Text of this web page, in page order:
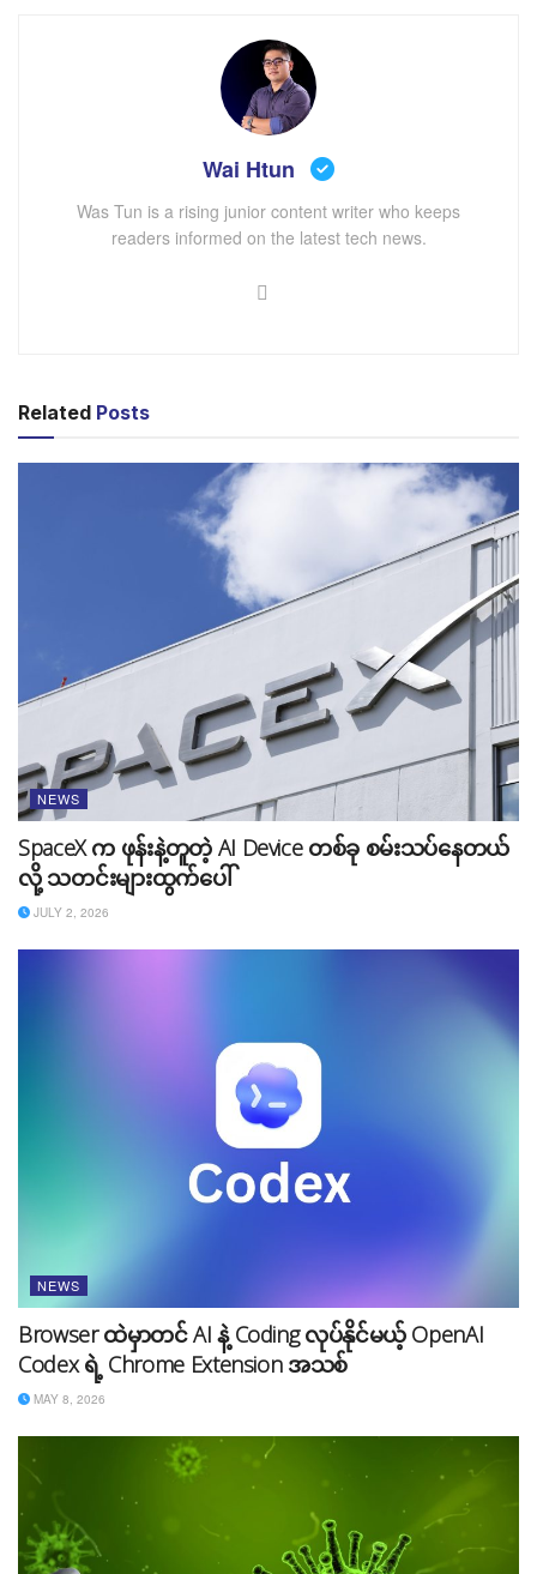
Google ရဲ့ MusicLM မှာ မိမိဖန်တီးလိုတဲ့ သီချင်းကို
Prompt လေးရေးပြီးတော့ စိတ်ကြိုက်ဖန်တီးနိုင်မှာဖြစ်ပါ
တယ်။ သီချင်းတစ်ပုဒ်ကို ဘယ်လို စတိုင်၊ ဘယ်လိုစာသား၊
ဘယ်လိုအသံမျိုးနဲ့ ဖန်တီးချင်သလဲဆိုတာကို ရေးပေးလိုက်ယုံ
နဲ့ AI က အရာအားလုံးပြုလုပ်ပေးသွားမှာ ဖြစ်ပါတယ်။ ဒါတင်
မကပဲ သီချင်းကို ဘယ်လို တူရိယာအမျိုးအစားသုံးပြီး ဖန်တီး
ချင်လဲကအစ လုပ်ခိုင်းလို့ရမှာဖြစ်လို့ သီချင်းဖန်တီသူများ
အတွက်တော့ အလွန်ပြီးပြည့်စုံလွန်းလှပါတယ်။
ဒါပေမယ့် အခြားတစ်ဖက်မှာ Copyright နဲ့ ပတ်သက်တဲ့
အောင် ဖန်တီးပေးနိုင်တယ်ဆိုပေမယ့် AI ဖြစ်နေတာရယ်
တချို့ဖန်တီးပေးလိုက်တဲ့ သီချင်းတွေဟာ အနုပညာရှင်များ
ဖန်တီးထားတဲ့ သီချင်းတွေနဲ့ တူညီနေတာမျိုးရှိတာကြောင့် မူ
ပိုင်ခွင့်ပြဿနာတော့ ရှိနေပါသေးတယ်။ လက်ရှိမှာ အနုပညာ
ရှင်တချို့ကတော့ MusicLM မှာ သူတို့ရဲ့ အနုပညာတွေကို ယူ
လည်း များစွာရှိပါတယ်။
Wai Htun
Was Tun is a rising junior content writer who keeps
readers informed on the latest tech news.
Related Posts
NEWS
SpaceX က ဖုန်းနဲ့တူတဲ့ AI Device တစ်ခု စမ်းသပ်နေတယ်
လို့ သတင်းများထွက်ပေါ်
JULY 2, 2026
NEWS
Browser ထဲမှာတင် AI နဲ့ Coding လုပ်နိုင်မယ့် OpenAI
Codex ရဲ့ Chrome Extension အသစ်
MAY 8, 2026